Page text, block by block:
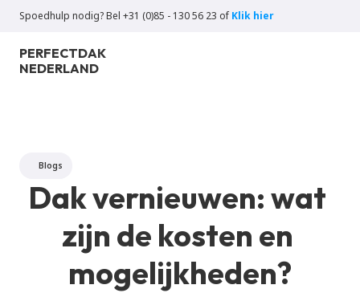
Spoedhulp nodig? Bel +31 (0)85 - 130 56 23 of Klik hier
PERFECTDAK
NEDERLAND
Blogs
Dak vernieuwen: wat
zijn de kosten en
mogelijkheden?